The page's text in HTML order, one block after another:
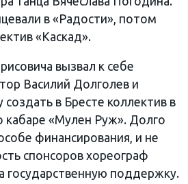
в «Радости», потом
«Каскад».
вызвал к себе
Василий Долголев и
в Бресте коллектив в
кабаре «Мулен Руж». Долго
финансирования, и не
спонсоров хореограф
государственную поддержку.